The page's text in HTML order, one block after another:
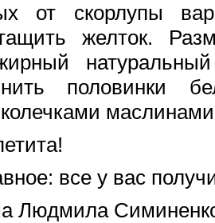
от скорлупы
желток.
половинки
все у вас
Людмила